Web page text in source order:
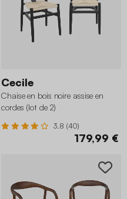
Cecile
Chaise en bois noire assise en
cordes (lot de 2)
3.8 (40)
179,99 €